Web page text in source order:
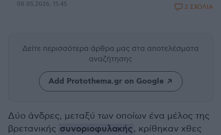
08.05.2026, 15:45 2 ΣΧΟΛΙΑ
Δείτε περισσότερα άρθρα μας στα αποτελέσματα
αναζήτησης
Add Protothema.gr on Google
Δύο άνδρες, μεταξύ των οποίων ένα μέλος της
βρετανικής συνοριοφυλακής, κρίθηκαν χθες